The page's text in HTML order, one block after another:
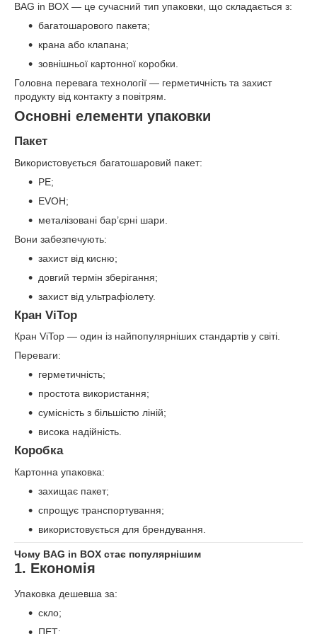
BAG in BOX — це сучасний тип упаковки, що складається з:
багатошарового пакета;
крана або клапана;
зовнішньої картонної коробки.
Головна перевага технології — герметичність та захист
продукту від контакту з повітрям.
Основні елементи упаковки
Пакет
Використовується багатошаровий пакет:
PE;
EVOH;
металізовані бар’єрні шари.
Вони забезпечують:
захист від кисню;
довгий термін зберігання;
захист від ультрафіолету.
Кран ViTop
Кран ViTop — один із найпопулярніших стандартів у світі.
Переваги:
герметичність;
простота використання;
сумісність з більшістю ліній;
висока надійність.
Коробка
Картонна упаковка:
захищає пакет;
спрощує транспортування;
використовується для брендування.
Чому BAG in BOX стає популярнішим
1. Економія
Упаковка дешевша за:
скло;